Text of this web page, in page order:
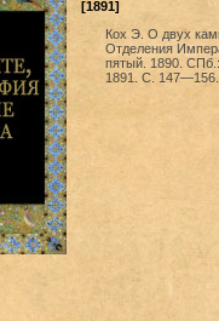
[1891]
Кох Э. О двух
Отделения
пятый. 1890.
1891. С. 147—156.